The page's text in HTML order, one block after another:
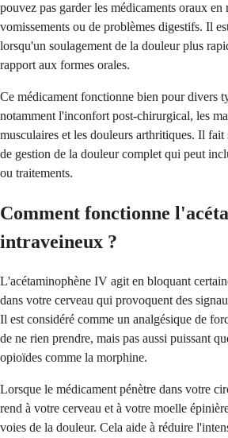
pouvez pas garder les médicaments oraux en
vomissements ou de problèmes digestifs. Il
lorsqu'un soulagement de la douleur plus
rapport aux formes orales.
Ce médicament fonctionne bien pour divers
notamment l'inconfort post-chirurgical, les
musculaires et les douleurs arthritiques. Il
de gestion de la douleur complet qui peut
ou traitements.
Comment fonctionne
intraveineux ?
L'acétaminophène IV agit en bloquant
dans votre cerveau qui provoquent des
Il est considéré comme un analgésique de
de ne rien prendre, mais pas aussi puissant
opioïdes comme la morphine.
Lorsque le médicament pénètre dans votre
rend à votre cerveau et à votre moelle
voies de la douleur. Cela aide à réduire